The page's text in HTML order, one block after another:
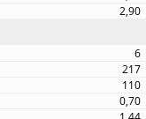
2,90
6
217
110
0,70